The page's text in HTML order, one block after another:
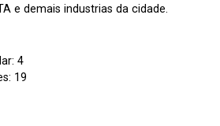
e demais industrias da cidade.
4
19